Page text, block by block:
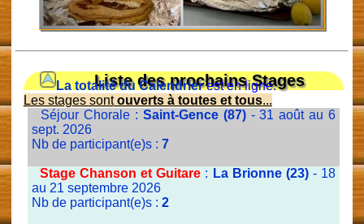
Liste des prochains Stages
La totalité du Calendrierest en ligne.
Les stages sontouverts à toutes et tous...
Séjour Chorale : Saint-Gence (87)- 31 août au 6
sept. 2026
Nb de participant(e)s : 7
Stage Chanson et Guitare : La Brionne (23)- 18
au 21 septembre 2026
Nb de participant(e)s : 2